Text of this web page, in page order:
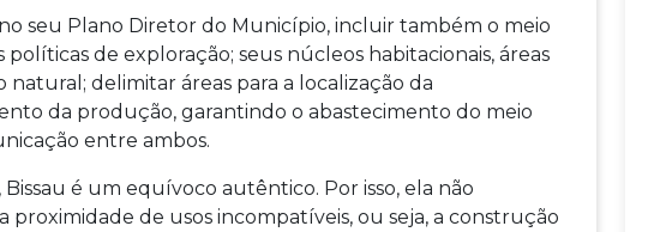
seu Plano Diretor do Município, incluir também o meio
de exploração; seus núcleos habitacionais, áreas
delimitar áreas para a localização da
da produção, garantindo o abastecimento do meio
entre ambos.
é um equívoco autêntico. Por isso, ela não
proximidade de usos incompatíveis, ou seja, a construção